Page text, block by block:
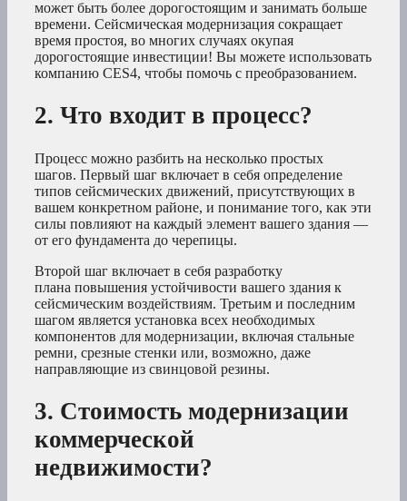
может быть более дорогостоящим и занимать больше
времени. Сейсмическая модернизация сокращает
время простоя, во многих случаях окупая
дорогостоящие инвестиции! Вы можете использовать
компанию CES4, чтобы помочь с преобразованием.
2. Что входит в процесс?
Процесс можно разбить на несколько простых
шагов. Первый шаг включает в себя определение
типов сейсмических движений, присутствующих в
вашем конкретном районе, и понимание того, как эти
силы повлияют на каждый элемент вашего здания —
от его фундамента до черепицы.
Второй шаг включает в себя разработку
плана повышения устойчивости вашего здания к
сейсмическим воздействиям. Третьим и последним
шагом является установка всех необходимых
компонентов для модернизации, включая стальные
ремни, срезные стенки или, возможно, даже
направляющие из свинцовой резины.
3. Стоимость модернизации
коммерческой
недвижимости?